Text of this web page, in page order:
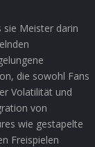
sie Meister darin
die sowohl Fans
Volatilität und
von
wie gestapelte
Freispielen